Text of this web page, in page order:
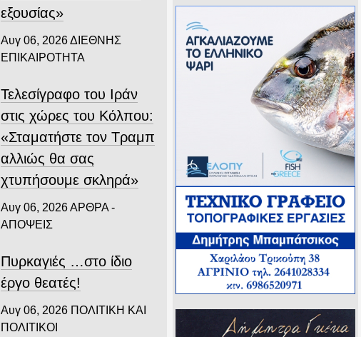
εξουσίας»
Αυγ 06, 2026ΔΙΕΘΝΗΣ
ΕΠΙΚΑΙΡΟΤΗΤΑ
Τελεσίγραφο του Ιράν
στις χώρες του Κόλπου:
«Σταματήστε τον Τραμπ
αλλιώς θα σας
χτυπήσουμε σκληρά»
Αυγ 06, 2026ΑΡΘΡΑ -
ΑΠΟΨΕΙΣ
Πυρκαγιές …στο ίδιο
έργο θεατές!
Αυγ 06, 2026 ΠΟΛΙΤΙΚΗ ΚΑΙ
ΠΟΛΙΤΙΚΟΙ